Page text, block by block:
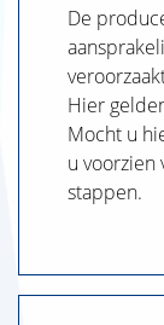
De
Hier
Mocht u
u voorzien
stappen.